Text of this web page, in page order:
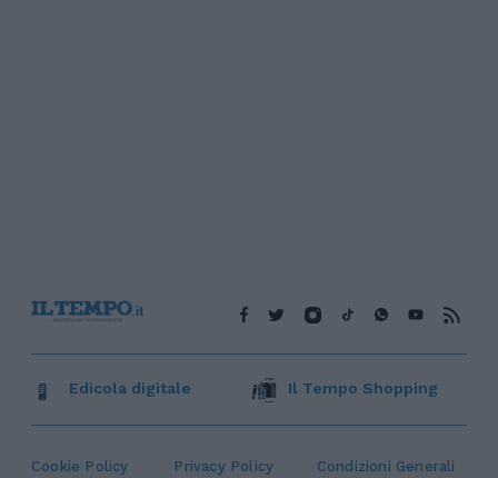
Cookie Policy Privacy Policy Condizioni Generali
Edicola digitale Il Tempo Shopping